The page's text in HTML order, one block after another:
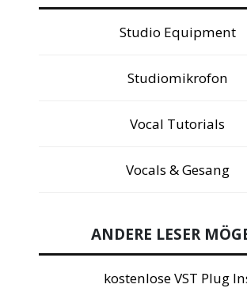
Studio Equipment
Studiomikrofon
Vocal Tutorials
Vocals & Gesang
ANDERE LESER
kostenlose VST Plug